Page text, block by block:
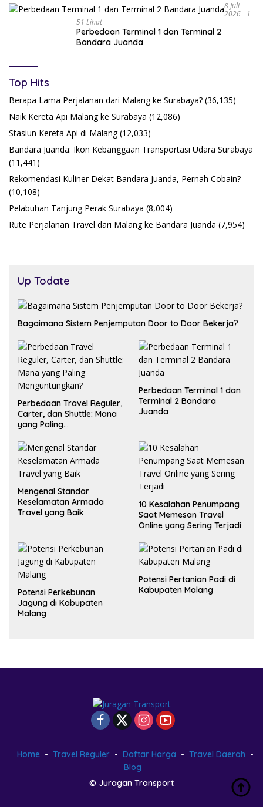
8 Juli
2026
1
51 Lihat
Perbedaan Terminal 1 dan Terminal 2
Bandara Juanda
Top Hits
Berapa Lama Perjalanan dari Malang ke Surabaya? (36,135)
Naik Kereta Api Malang ke Surabaya (12,086)
Stasiun Kereta Api di Malang (12,033)
Bandara Juanda: Ikon Kebanggaan Transportasi Udara Surabaya
(11,441)
Rekomendasi Kuliner Dekat Bandara Juanda, Pernah Cobain?
(10,108)
Pelabuhan Tanjung Perak Surabaya (8,004)
Rute Perjalanan Travel dari Malang ke Bandara Juanda (7,954)
Up Todate
Bagaimana Sistem Penjemputan Door to Door Bekerja?
Perbedaan Travel Reguler,
Carter, dan Shuttle: Mana
yang Paling
Perbedaan Terminal 1 dan
Terminal 2 Bandara
Juanda
Mengenal Standar
Keselamatan Armada
Travel yang Baik
10 Kesalahan Penumpang
Saat Memesan Travel
Online yang Sering Terjadi
Potensi Perkebunan
Jagung di Kabupaten
Malang
Potensi Pertanian Padi di
Kabupaten Malang
Home Travel Reguler Daftar Harga
Travel Daerah
Blog
© Juragan Transport